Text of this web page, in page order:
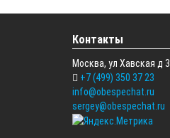
Контакты
Москва, ул Хавская д 3
+7 (499) 350 37 23
info@obespechat.ru
sergey@obespechat.ru